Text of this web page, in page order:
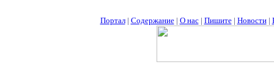
Портал| Содержание| О нас| Пишите| Новости|